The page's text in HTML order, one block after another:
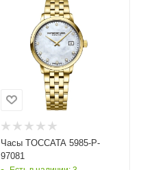
Часы TOCCATA 5985-P-
97081